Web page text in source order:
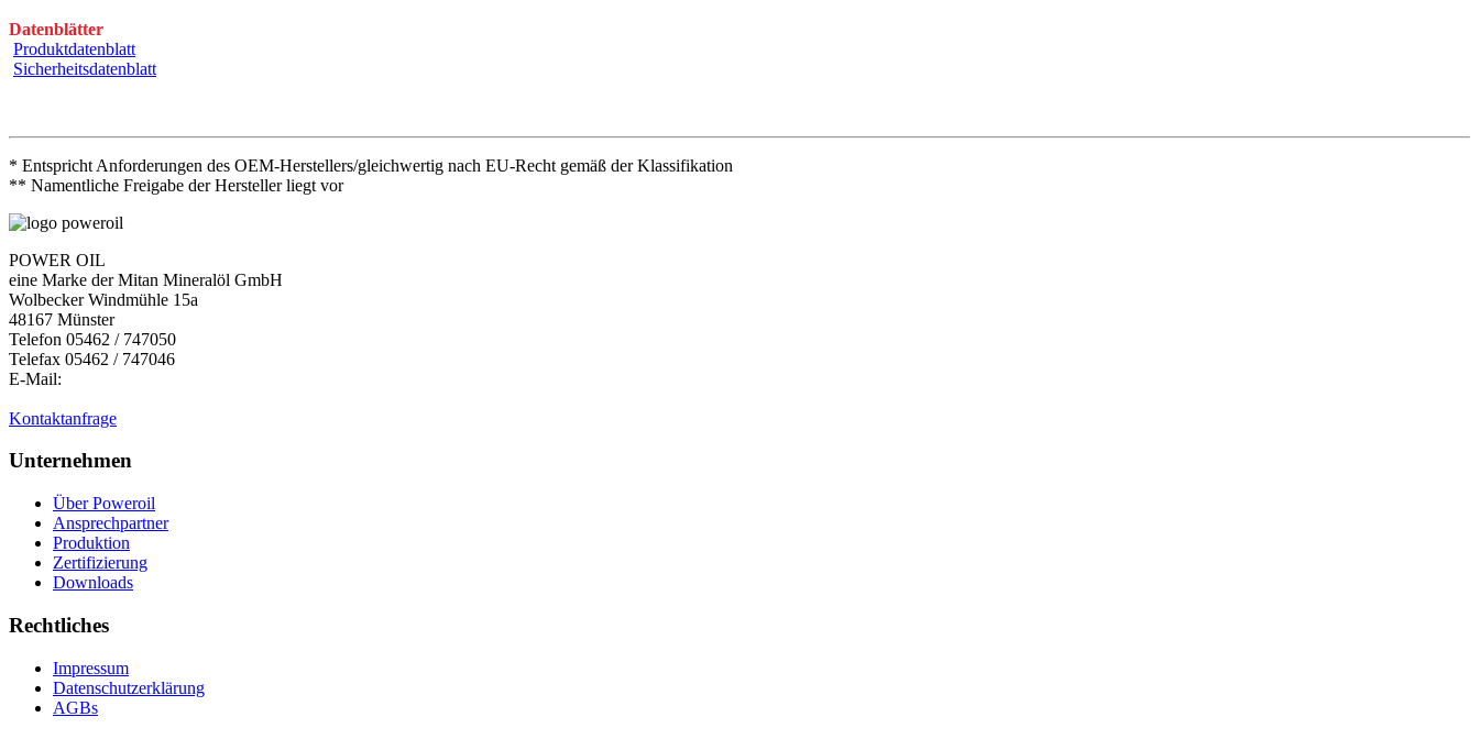
Datenblätter
Produktdatenblatt
Sicherheitsdatenblatt
* Entspricht Anforderungen des OEM-Herstellers/gleichwertig nach EU-Recht gemäß der Klassifikation
** Namentliche Freigabe der Hersteller liegt vor
POWER OIL
eine Marke der Mitan Mineralöl GmbH
Wolbecker Windmühle 15a
48167 Münster
Telefon 05462 / 747050
Telefax 05462 / 747046
E-Mail:
Kontaktanfrage
Unternehmen
Über Poweroil
Ansprechpartner
Produktion
Zertifizierung
Downloads
Rechtliches
Impressum
Datenschutzerklärung
AGBs